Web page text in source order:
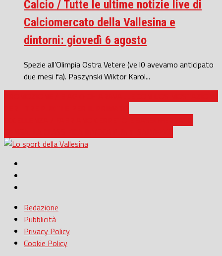
Calcio / Tutte le ultime notizie live di
Calciomercato della Vallesina e
dintorni: giovedì 6 agosto
Spezie all’Olimpia Ostra Vetere (ve l0 avevamo anticipato
due mesi fa). Paszynski Wiktor Karol...
Redazione
Pubblicità
Privacy Policy
Cookie Policy